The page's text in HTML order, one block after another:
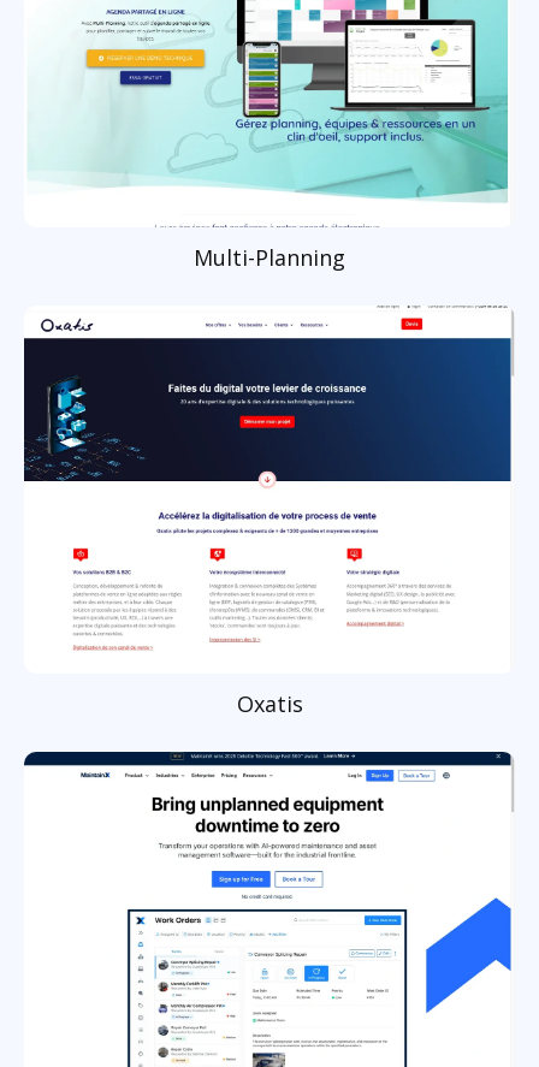
Multi-Planning
Oxatis